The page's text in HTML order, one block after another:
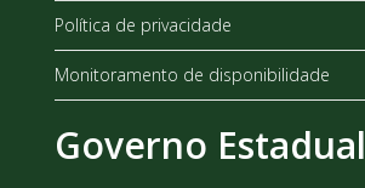
Política de privacidade
Monitoramento de disponibilidade
Governo Estadual